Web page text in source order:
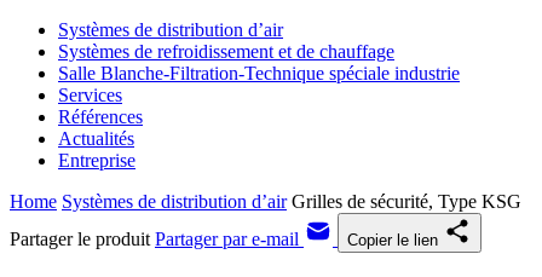
Systèmes de distribution d’air
Systèmes de refroidissement et de chauffage
Salle Blanche-Filtration-Technique spéciale industrie
Services
Références
Actualités
Entreprise
Home Systèmes de distribution d’air Grilles de sécurité, Type KSG
Partager le produit Partager par e-mail Copier le lien